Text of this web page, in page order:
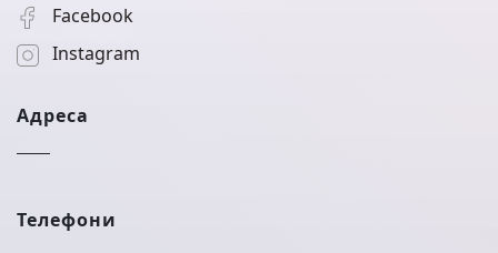
Facebook
Instagram
Адреса
Телефони